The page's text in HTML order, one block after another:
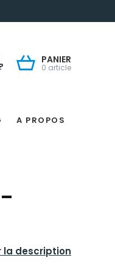
PANIER
0 article
A PROPOS
la description